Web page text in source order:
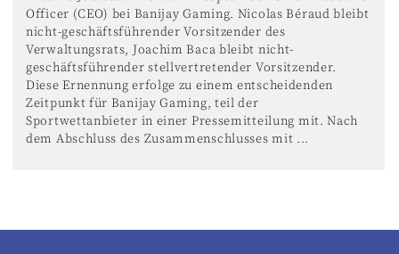
Officer (CEO) bei Banijay Gaming. Nicolas Béraud bleibt
nicht-geschäftsführender Vorsitzender des
Verwaltungsrats, Joachim Baca bleibt nicht-
geschäftsführender stellvertretender Vorsitzender.
Diese Ernennung erfolge zu einem entscheidenden
Zeitpunkt für Banijay Gaming, teil der
Sportwettanbieter in einer Pressemitteilung mit. Nach
dem Abschluss des Zusammenschlusses mit ...